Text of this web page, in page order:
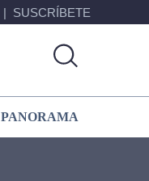
SUSCRÍBETE
PANORAMA